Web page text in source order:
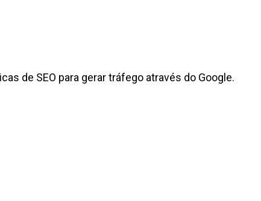
de SEO para gerar tráfego através do Google.